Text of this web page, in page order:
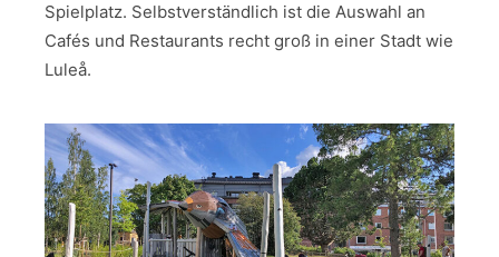
Spielplatz. Selbstverständlich ist die Auswahl an
Cafés und Restaurants recht groß in einer Stadt wie
Luleå.